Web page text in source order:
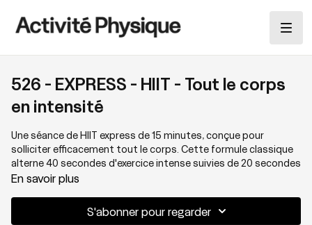
526 - EXPRESS - HIIT - Tout le corps
en intensité
Une séance de HIIT express de 15 minutes, conçue pour
solliciter efficacement tout le corps. Cette formule classique
alterne 40 secondes d'exercice intense suivies de 20 secondes
de repos. Nous enchaînerons 3 séries de 4 mouvements
L'important dans les séances de HIIT est de toujours garder en
En savoir plus
S'abonner pour regarder